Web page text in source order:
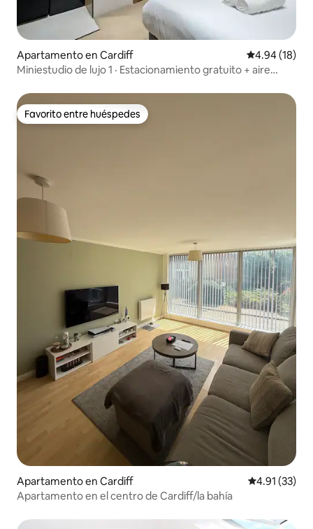
Apartamento en Cardiff Calificación
4.94 (18)
Miniestudio de lujo 1 · Estacionamiento gratuito + aire
Favorito entre huéspedes
Favorito entre huéspedes
Apartamento en Cardiff Calificación
4.91 (33)
Apartamento en el centro de Cardiff/la bahía